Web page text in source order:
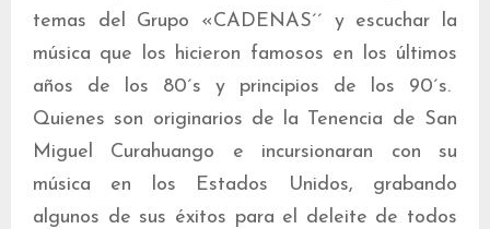
temas del Grupo «CADENAS´´ y escuchar la
música que los hicieron famosos en los últimos
años de los 80´s y principios de los 90´s.
Quienes son originarios de la Tenencia de San
Miguel Curahuango e incursionaran con su
música en los Estados Unidos, grabando
algunos de sus éxitos para el deleite de todos